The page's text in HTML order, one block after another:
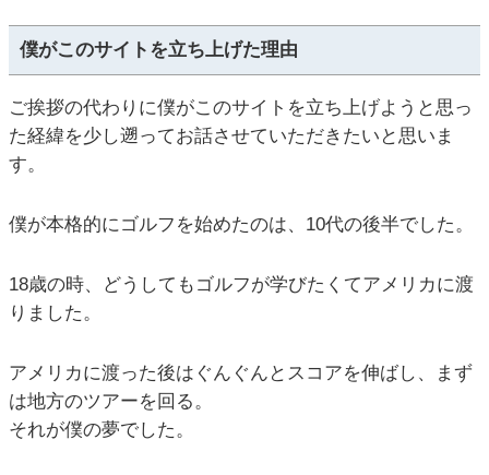
僕がこのサイトを立ち上げた理由
ご挨拶の代わりに僕がこのサイトを立ち上げようと思っ
た経緯を少し遡ってお話させていただきたいと思いま
す。
僕が本格的にゴルフを始めたのは、10代の後半でした。
18歳の時、どうしてもゴルフが学びたくてアメリカに渡
りました。
アメリカに渡った後はぐんぐんとスコアを伸ばし、まず
は地方のツアーを回る。
それが僕の夢でした。